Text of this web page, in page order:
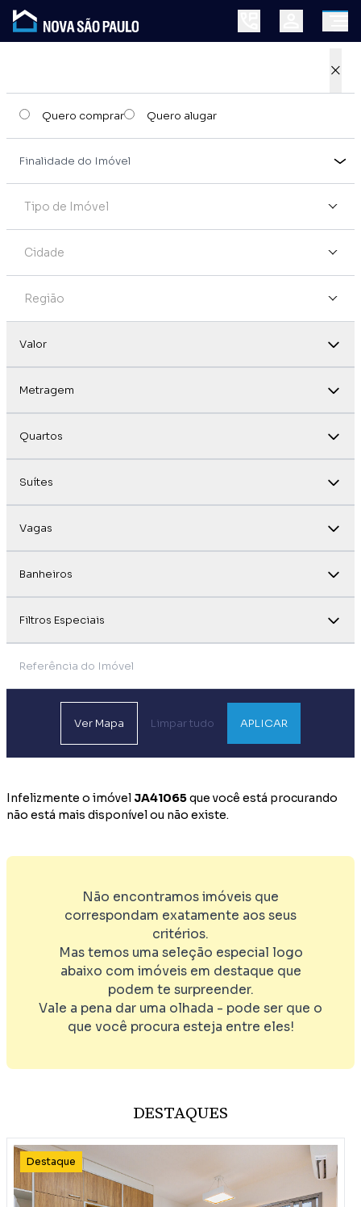
×
Quero comprar Quero alugar
Tipo de Imóvel
Cidade
Região
Valor
Metragem
Quartos
Suítes
Vagas
Banheiros
Filtros Especiais
Ver Mapa Limpar tudo APLICAR
Infelizmente o imóvel JA41065que você está procurando
não está mais disponível ou não existe.
Não encontramos imóveis que
correspondam exatamente aos seus
critérios.
Mas temos uma seleção especial logo
abaixo com imóveis em destaque que
podem te surpreender.
Vale a pena dar uma olhada - pode ser que o
que você procura esteja entre eles!
DESTAQUES
Destaque